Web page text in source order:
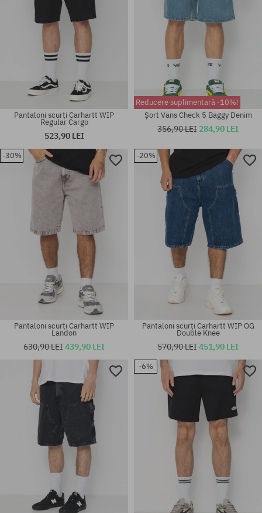
Mărimi existente:
Pantaloni scurți Carhartt WIP
Regular Cargo
523,90 LEI
Mărimi existente:
32; 33
Reducere suplimentară -10%!
Șort Vans Check 5 Baggy Denim
356,90 LEI 284,90 LEI
-30%
Pantaloni scurți Carhartt WIP
Landon
630,90 LEI439,90 LEI
-20%
Pantaloni scurți Carhartt WIP OG
Double Knee
570,90 LEI451,90 LEI
-6%